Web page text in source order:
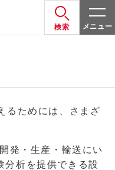
検索 メニュー
るためには、さまざ
発・生産・輸送にい
分析を提供できる設